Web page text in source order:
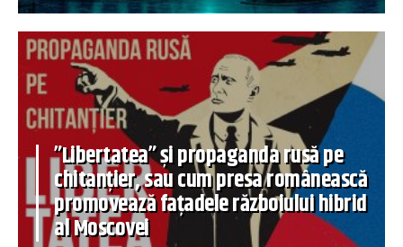
”Libertatea” și propaganda rusă pe
chitanțier, sau cum presa românească
promovează fațadele războiului hibrid
al Moscovei